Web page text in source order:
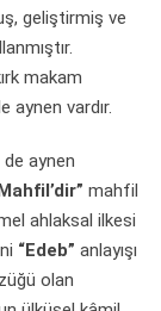
geliştirmiş ve
makam
aynen vardır.
aynen
mahfil
ahlaksal ilkesi
“Edeb” anlayışı
olan